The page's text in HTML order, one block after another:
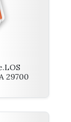
29700